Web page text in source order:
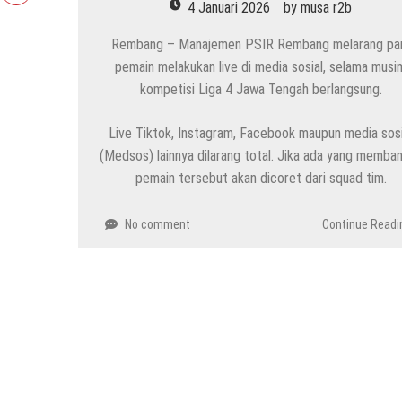
4 Januari 2026 bymusa r2b
Rembang – Manajemen PSIR Rembang melarang
pemain melakukan live di media sosial, selama
kompetisi Liga 4 Jawa Tengah berlangsung.
Live Tiktok, Instagram, Facebook maupun media
(Medsos) lainnya dilarang total. Jika ada yang
pemain tersebut akan dicoret dari squad tim.
No comment Continue